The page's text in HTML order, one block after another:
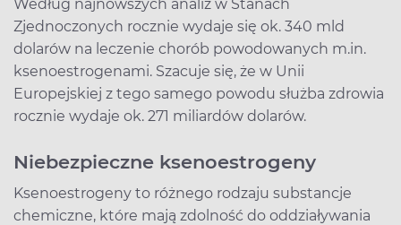
Według najnowszych analiz w Stanach
Zjednoczonych rocznie wydaje się ok. 340 mld
dolarów na leczenie chorób powodowanych m.in.
ksenoestrogenami. Szacuje się, że w Unii
Europejskiej z tego samego powodu służba zdrowia
rocznie wydaje ok. 271 miliardów dolarów.
Niebezpieczne ksenoestrogeny
Ksenoestrogeny to różnego rodzaju substancje
chemiczne, które mają zdolność do oddziaływania